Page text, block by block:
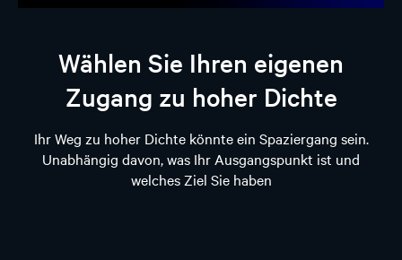
Wählen Sie Ihren eigenen
Zugang zu hoher Dichte
Ihr Weg zu hoher Dichte könnte ein Spaziergang sein.
Unabhängig davon, was Ihr Ausgangspunkt ist und
welches Ziel Sie haben